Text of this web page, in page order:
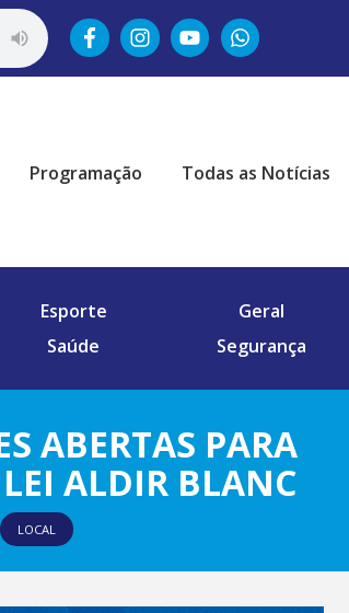
Programação Todas as Notícias
Esporte Geral
Saúde Segurança
ABERTAS PARA
ALDIR BLANC
LOCAL